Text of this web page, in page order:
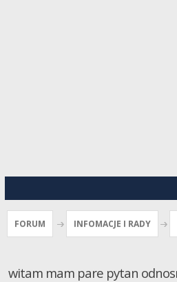
FORUM INFOMACJE I RADY
witam mam pare pytan